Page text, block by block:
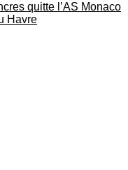
quitte l’AS Monaco
Havre